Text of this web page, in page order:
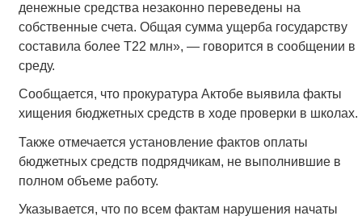
денежные средства незаконно переведены на
собственные счета. Общая сумма ущерба государству
составила более Т22 млн», — говорится в сообщении в
среду.
Сообщается, что прокуратура Актобе выявила факты
хищения бюджетных средств в ходе проверки в школах.
Также отмечается установление фактов оплаты
бюджетных средств подрядчикам, не выполнившие в
полном объеме работу.
Указывается, что по всем фактам нарушения начаты